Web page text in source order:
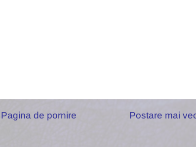
Postare mai
Pagina de pornire